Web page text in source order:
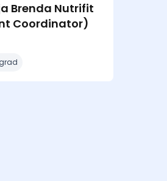
Brenda Nutrifit
Coordinator)